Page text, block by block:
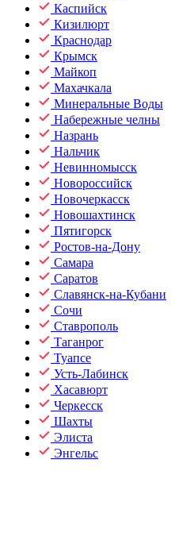
Каспийск
Кизилюрт
Краснодар
Крымск
Майкоп
Махачкала
Минеральные Воды
Набережные челны
Назрань
Нальчик
Невинномысск
Новороссийск
Новочеркасск
Новошахтинск
Пятигорск
Ростов-на-Дону
Самара
Саратов
Славянск-на-Кубани
Сочи
Ставрополь
Таганрог
Туапсе
Усть-Лабинск
Хасавюрт
Черкесск
Шахты
Элиста
Энгельс